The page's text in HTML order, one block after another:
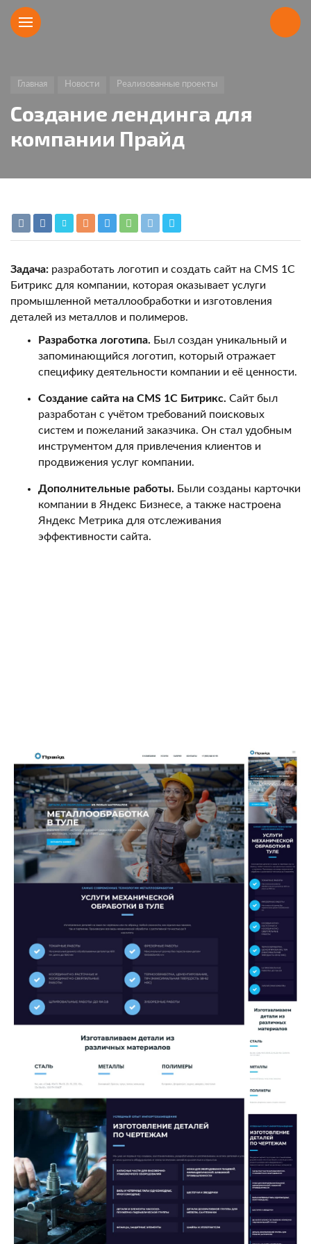
Главная Новости Реализованные проекты
Создание лендинга для
компании Прайд
Задача: разработать логотип и создать сайт на CMS 1C
Битрикс для компании, которая оказывает услуги
промышленной металлообработки и изготовления
деталей из металлов и полимеров.
Разработка логотипа. Был создан уникальный и
запоминающийся логотип, который отражает
специфику деятельности компании и её ценности.
Создание сайта на CMS 1C Битрикс. Сайт был
разработан с учётом требований поисковых
систем и пожеланий заказчика. Он стал удобным
инструментом для привлечения клиентов и
продвижения услуг компании.
Дополнительные работы. Были созданы карточки
компании в Яндекс Бизнесе, а также настроена
Яндекс Метрика для отслеживания
эффективности сайта.